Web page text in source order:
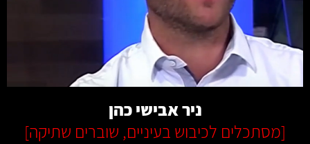
קרא עוד
ניר אבישי כהן
[מסתכלים לכיבוש בעיניים, שוברים שתיקה]